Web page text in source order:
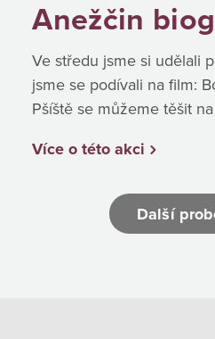
Anežčin
Ve středu jsme si udělali
jsme se podívali na film:
Pšíště se můžeme těšit
Více o této akci
Další